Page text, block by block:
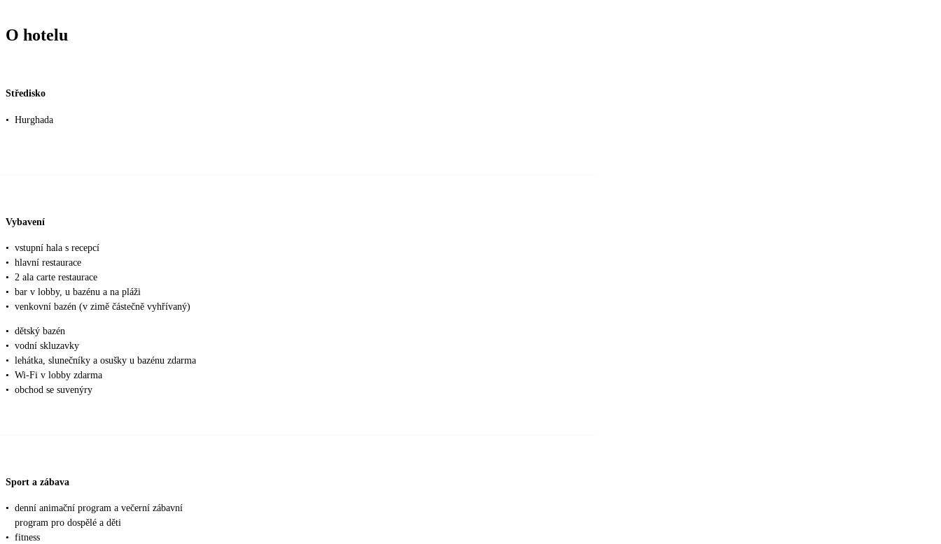
O hotelu
Středisko
• Hurghada
Vybavení
• vstupní hala s recepcí
• hlavní restaurace
• 2 ala carte restaurace
• bar v lobby, u bazénu a na pláži
• venkovní bazén (v zimě částečně vyhřívaný)
• dětský bazén
• vodní skluzavky
• lehátka, slunečníky a osušky u bazénu zdarma
• Wi-Fi v lobby zdarma
• obchod se suvenýry
Sport a zábava
• denní animační program a večerní zábavní
program pro dospělé a děti
• fitness